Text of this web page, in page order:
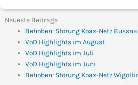
Neueste Beiträge
Behoben: Störung Koax-Netz
VoD Highlights im August
VoD Highlights im Juli
VoD Highlights im Juni
Behoben: Störung Koax-Netz